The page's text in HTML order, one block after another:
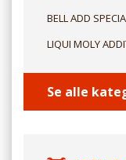
BELL ADD
LIQUI MOLY
Se alle